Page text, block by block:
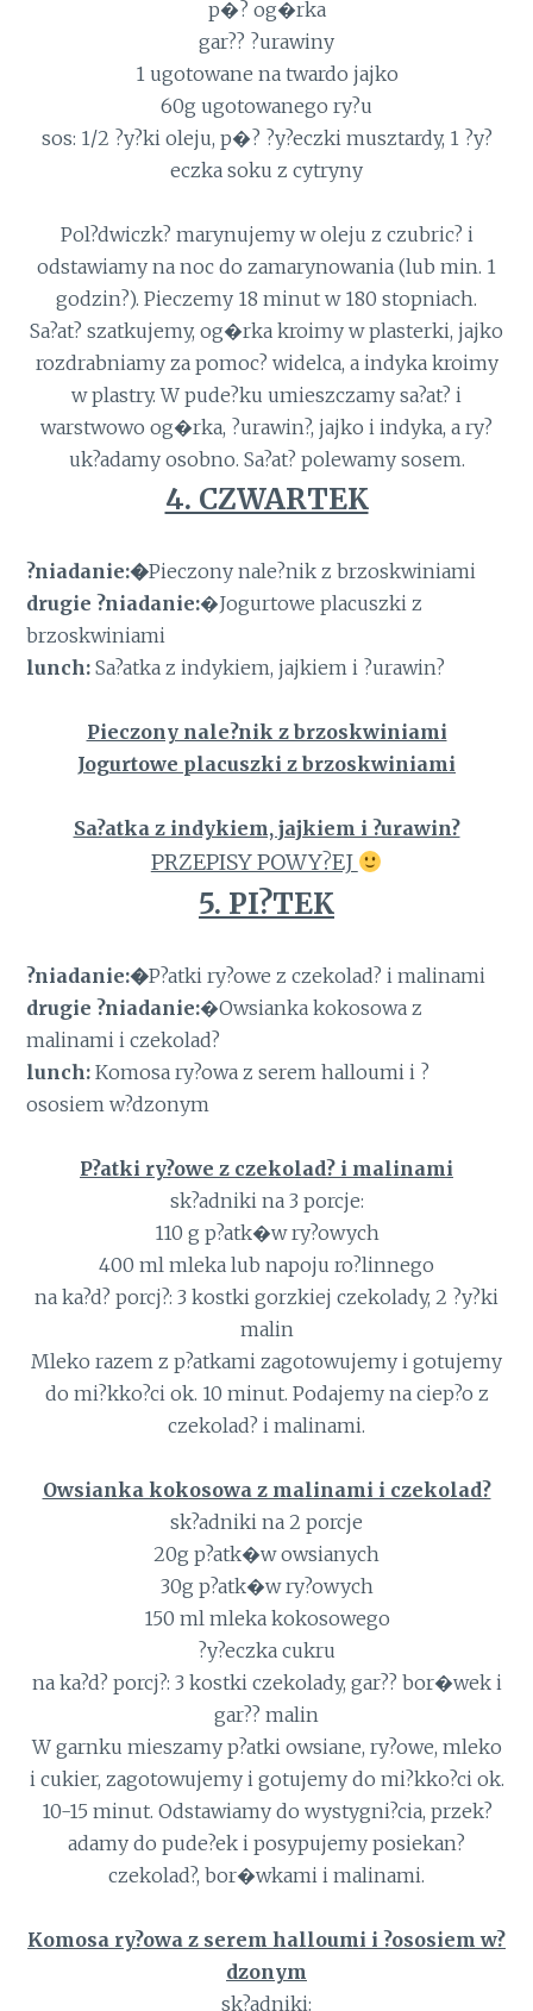
p�? og�rka
gar?? ?urawiny
1 ugotowane na twardo jajko
60g ugotowanego ry?u
sos: 1/2 ?y?ki oleju, p�? ?y?eczki musztardy, 1 ?y?
eczka soku z cytryny
Pol?dwiczk? marynujemy w oleju z czubric? i
odstawiamy na noc do zamarynowania (lub min. 1
godzin?). Pieczemy 18 minut w 180 stopniach.
Sa?at? szatkujemy, og�rka kroimy w plasterki, jajko
rozdrabniamy za pomoc? widelca, a indyka kroimy
w plastry. W pude?ku umieszczamy sa?at? i
warstwowo og�rka, ?urawin?, jajko i indyka, a ry?
uk?adamy osobno. Sa?at? polewamy sosem.
4. CZWARTEK
?niadanie:�Pieczony nale?nik z brzoskwiniami
drugie ?niadanie:�Jogurtowe placuszki z
brzoskwiniami
lunch: Sa?atka z indykiem, jajkiem i ?urawin?
Pieczony nale?nik z brzoskwiniami
Jogurtowe placuszki z brzoskwiniami
Sa?atka z indykiem, jajkiem i ?urawin?
PRZEPISY POWY?EJ
5. PI?TEK
?niadanie:�P?atki ry?owe z czekolad? i malinami
drugie ?niadanie:�Owsianka kokosowa z
malinami i czekolad?
lunch:Komosa ry?owa z serem halloumi i ?
ososiem w?dzonym
P?atki ry?owe z czekolad? i malinami
sk?adniki na 3 porcje:
110 g p?atk�w ry?owych
400 ml mleka lub napoju ro?linnego
na ka?d? porcj?: 3 kostki gorzkiej czekolady, 2 ?y?ki
malin
Mleko razem z p?atkami zagotowujemy i gotujemy
do mi?kko?ci ok. 10 minut. Podajemy na ciep?o z
czekolad? i malinami.
Owsianka kokosowa z malinami i czekolad?
sk?adniki na 2 porcje
20g p?atk�w owsianych
30g p?atk�w ry?owych
150 ml mleka kokosowego
?y?eczka cukru
na ka?d? porcj?: 3 kostki czekolady, gar?? bor�wek i
gar?? malin
W garnku mieszamy p?atki owsiane, ry?owe, mleko
i cukier, zagotowujemy i gotujemy do mi?kko?ci ok.
10-15 minut. Odstawiamy do wystygni?cia, przek?
adamy do pude?ek i posypujemy posiekan?
czekolad?, bor�wkami i malinami.
Komosa ry?owa z serem halloumi i ?ososiem w?
dzonym
sk?adniki: